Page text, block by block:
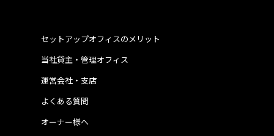
運営会社・支店
よくある質問
当社貸主・管理オフィス
オーナー様へ
セットアップオフィスのメリット